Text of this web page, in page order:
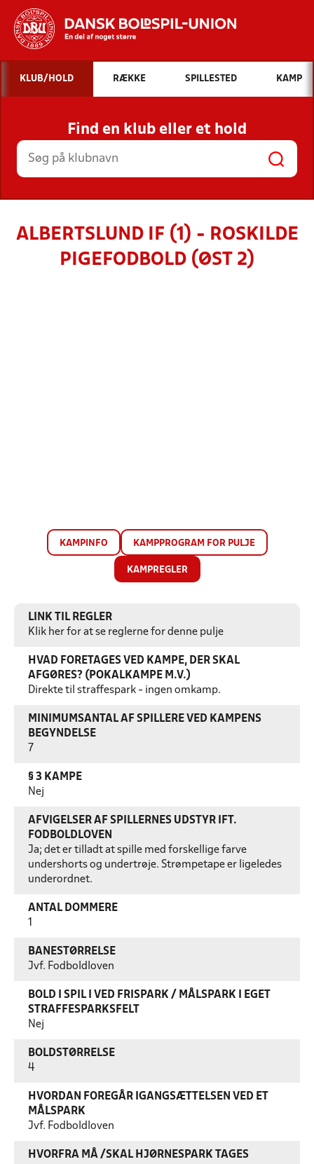
Hvad vil du søge efter?
INDHOLD OG NYHEDER
STILLINGER, RESULTATER, KLUBBER OG
HOLD
KLUB/HOLD RÆKKE SPILLESTED KAMP
Find en klub eller et hold
ALBERTSLUND IF (1) - ROSKILDE
PIGEFODBOLD (ØST 2)
KAMPINFO KAMPPROGRAM FOR PULJE
KAMPREGLER
LINK TIL REGLER
Klik her for at se reglerne for denne pulje
HVAD FORETAGES VED KAMPE, DER SKAL
AFGØRES? (POKALKAMPE M.V.)
Direkte til straffespark - ingen omkamp.
MINIMUMSANTAL AF SPILLERE VED KAMPENS
BEGYNDELSE
7
§ 3 KAMPE
Nej
AFVIGELSER AF SPILLERNES UDSTYR IFT.
FODBOLDLOVEN
Ja; det er tilladt at spille med forskellige farve
undershorts og undertrøje. Strømpetape er ligeledes
underordnet.
ANTAL DOMMERE
BANESTØRRELSE
Jvf. Fodboldloven
BOLD I SPIL I VED FRISPARK / MÅLSPARK I EGET
STRAFFESPARKSFELT
Nej
BOLDSTØRRELSE
4
HVORDAN FOREGÅR IGANGSÆTTELSEN VED ET
MÅLSPARK
Jvf. Fodboldloven
HVORFRA MÅ /SKAL HJØRNESPARK TAGES